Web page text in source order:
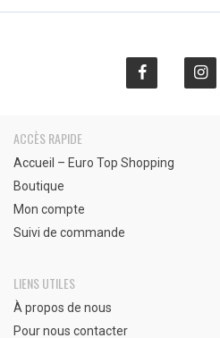
€119,99
ACCÈS RAPIDE
Accueil – Euro Top Shopping
Boutique
Mon compte
Suivi de commande
LIENS UTILES
À propos de nous
Pour nous contacter